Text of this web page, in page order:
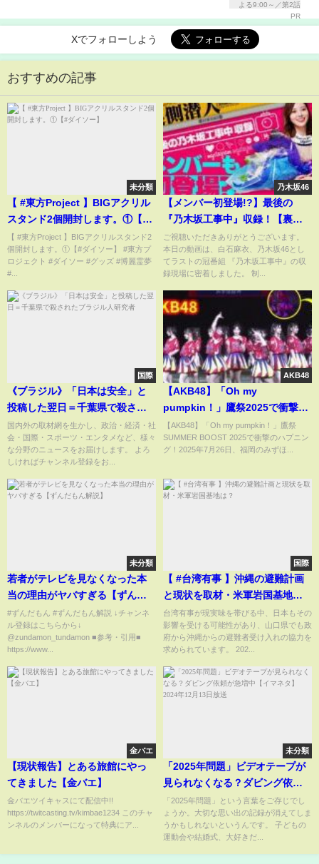
Xでフォローしよう
おすすめの記事
未分類
【 #東方Project 】BIGアクリル
スタンド2個開封します。①【#
ダイソー】
【 #東方Project 】BIGアクリルスタンド2
個開封します。①【#ダイソー】 #東方プ
ロジェクト #ダイソー #グッズ #博麗霊夢
#...
乃木坂46
【メンバー初登場!?】最後の
『乃木坂工事中』収録！【裏側
潜入】#9
ご視聴いただきありがとうございます。
本日の動画は、白石麻衣、乃木坂46とし
てラストの冠番組 『乃木坂工事中』の収
録現場に密着しました。 制...
国際
《ブラジル》「日本は安全」と
投稿した翌日＝千葉県で殺され
たブラジル人研究者
国内外の取材網を生かし、政治・経済・社
会・国際・スポーツ・エンタメなど、様々
な分野のニュースをお届けします。 よろ
しければチャンネル登録をお...
AKB48
【AKB48】「Oh my
pumpkin！」鷹祭2025で衝撃ハ
プニング！新井彩永のつまずき
が4万人の心を掴んだ秘密
【AKB48】「Oh my pumpkin！」鷹祭
SUMMER BOOST 2025で衝撃のハプニン
グ！2025年7月26日、福岡のみずほ...
未分類
若者がテレビを見なくなった本
当の理由がヤバすぎる【ずんだ
もん解説】
#ずんだもん #ずんだもん解説 ↓チャンネ
ル登録はこちらから↓
@zundamon_tundamon ■参考・引用■
https://www...
国際
【 #台湾有事 】沖縄の避難計画
と現状を取材・米軍岩国基地
は？
台湾有事が現実味を帯びる中、日本もその
影響を受ける可能性があり、山口県でも政
府から沖縄からの避難者受け入れの協力を
求められています。 202...
金バエ
【現状報告】とある旅館にやっ
てきました【金バエ】
金バエツイキャスにて配信中!!
https://twitcasting.tv/kimbae1234 このチャ
ンネルのメンバーになって特典にア...
未分類
「2025年問題」ビデオテープが
見られなくなる？ダビング依頼
が急増中【イマネタ】2024年12
月13日放送
「2025年問題」という言葉をご存じでし
ょうか。大切な思い出の記録が消えてしま
うかもしれないというんです。 子どもの
運動会や結婚式、大好きだ...